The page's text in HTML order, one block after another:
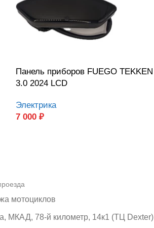
Панель приборов FUEGO TEKKEN
3.0 2024 LCD
Электрика
7 000 ₽
мотоциклов
МКАД, 78-й километр, 14к1 (ТЦ Dexter)